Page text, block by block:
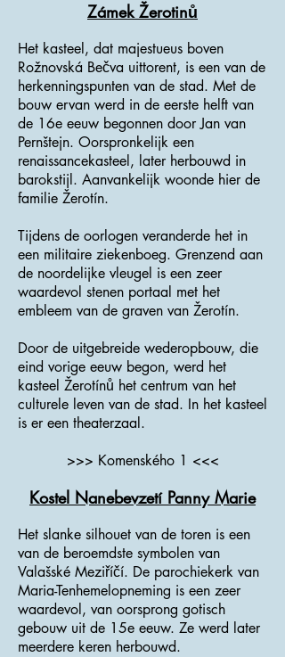
Zámek Žerotinů
Het kasteel, dat majestueus boven
Rožnovská Bečva uittorent, is een van de
herkenningspunten van de stad. Met de
bouw ervan werd in de eerste helft van
de 16e eeuw begonnen door Jan van
Pernštejn. Oorspronkelijk een
renaissancekasteel, later herbouwd in
barokstijl. Aanvankelijk woonde hier de
familie Žerotín.
Tijdens de oorlogen veranderde het in
een militaire ziekenboeg. Grenzend aan
de noordelijke vleugel is een zeer
waardevol stenen portaal met het
embleem van de graven van Žerotín.
Door de uitgebreide wederopbouw, die
eind vorige eeuw begon, werd het
kasteel Žerotínů het centrum van het
culturele leven van de stad. In het kasteel
is er een theaterzaal.
>>> Komenského 1 <<<
Kostel Nanebevzetí Panny Marie
Het slanke silhouet van de toren is een
van de beroemdste symbolen van
Valašské Meziříčí. De parochiekerk van
Maria-Tenhemelopneming is een zeer
waardevol, van oorsprong gotisch
gebouw uit de 15e eeuw. Ze werd later
meerdere keren herbouwd.